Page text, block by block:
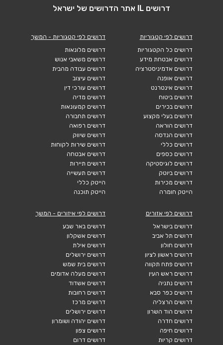
דרושים IL אתר הדרושים של ישראל
דרושים לפי קטגוריות
דרושים כל הקטגוריות
דרושים אבטחת מידע
דרושים אדמיניסטרציה
דרושים אופנה
דרושים אינטרנט
דרושים ביטוח
דרושים בכירים
דרושים בעלי מקצוע
דרושים הוראה
דרושים הנדסה
דרושים כללי
דרושים כספים
דרושים לוגיסטיקה
דרושים ביוטק
דרושים מכירות
הייטק חומרה
דרושים לפי קטגוריות - המשך
דרושים מלונאות
דרושים משאבי אנוש
דרושים עבודה מהבית
דרושים עיצוב
דרושים עורכי דין
דרושים מדיה
דרושים קמעונאות
דרושים תחבורה
דרושים רפואה
דרושים שיווק
דרושים שירות לקוחות
דרושים אבטחה
דרושים תיירות
דרושים תעשייה
הייטק כללי
הייטק תוכנה
דרושים לפי אזורים
דרושים בישראל
דרושים תל אביב
דרושים חולון
דרושים ראשון לציון
דרושים פתח תקווה
דרושים ראש העין
דרושים נתניה
דרושים כפר סבא
דרושים הרצליה
דרושים הוד השרון
דרושים חדרה
דרושים חיפה
דרושים קריות
דרושים לפי איזורים - המשך
דרושים באר שבע
דרושים אשקלון
דרושים אילת
דרושים ירושלים
דרושים בית שמש
דרושים מעלה אדומים
דרושים אשדוד
דרושים רחובות
דרושים מרכז
דרושים ירושלים
דרושים יהודה ושומרון
דרושים צפון
דרושים דרום